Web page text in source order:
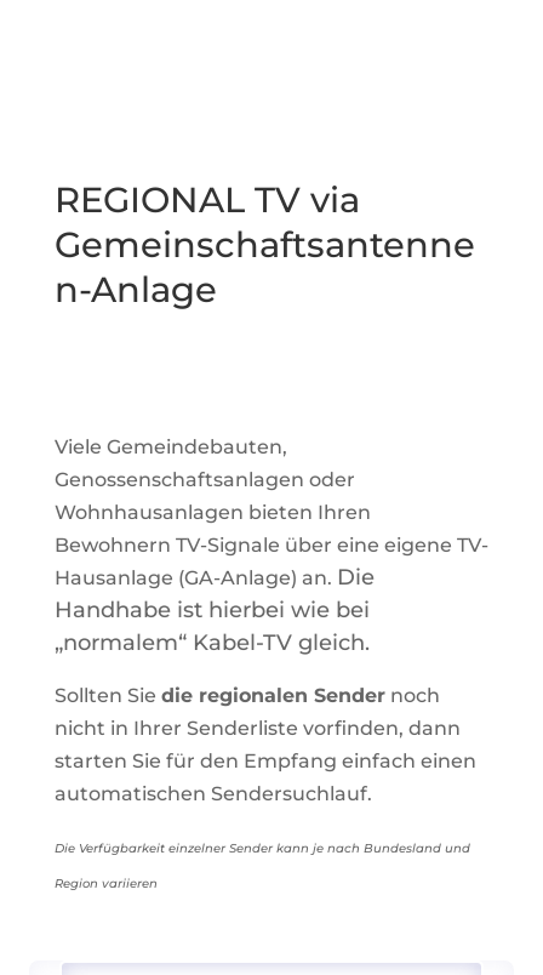
REGIONAL TV via
Gemeinschaftsantenne
n-Anlage
Viele Gemeindebauten,
Genossenschaftsanlagen oder
Wohnhausanlagen bieten Ihren
Bewohnern TV-Signale über eine eigene TV-
Hausanlage (GA-Anlage) an. Die
Handhabe ist hierbei wie bei
„normalem“ Kabel-TV gleich.
Sollten Sie die regionalen Sendernoch
nicht in Ihrer Senderliste vorfinden, dann
starten Sie für den Empfang einfach einen
automatischen Sendersuchlauf.
Die Verfügbarkeit einzelner Sender kann je nach Bundesland und
Region variieren